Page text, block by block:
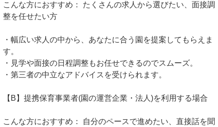
こんな方におすすめ： たくさんの求人から選びたい、面接調
整を任せたい方
・幅広い求人の中から、あなたに合う園を提案してもらえま
す。
・見学や面接の日程調整もお任せできるのでスムーズ。
・第三者の中立なアドバイスを受けられます。
【B】提携保育事業者(園の運営企業・法人)を利用する場合
こんな方におすすめ： 自分のペースで進めたい、直接話を聞